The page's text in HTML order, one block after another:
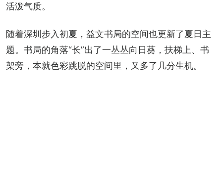
活泼气质。
随着深圳步入初夏，益文书局的空间也更新了夏日主
题。书局的角落“长”出了一丛丛向日葵，扶梯上、书
架旁，本就色彩跳脱的空间里，又多了几分生机。